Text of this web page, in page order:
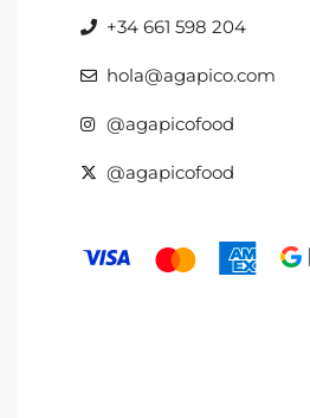
+34 661 598 204
hola@agapico.com
@agapicofood
@agapicofood